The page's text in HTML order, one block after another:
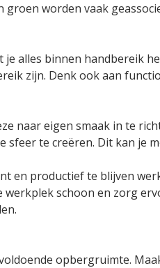
worden vaak
alles binnen handbereik
zijn. Denk ook aan
naar eigen smaak in te
te creëren. Dit kan je
en productief te blijven
schoon en zorg
opbergruimte.